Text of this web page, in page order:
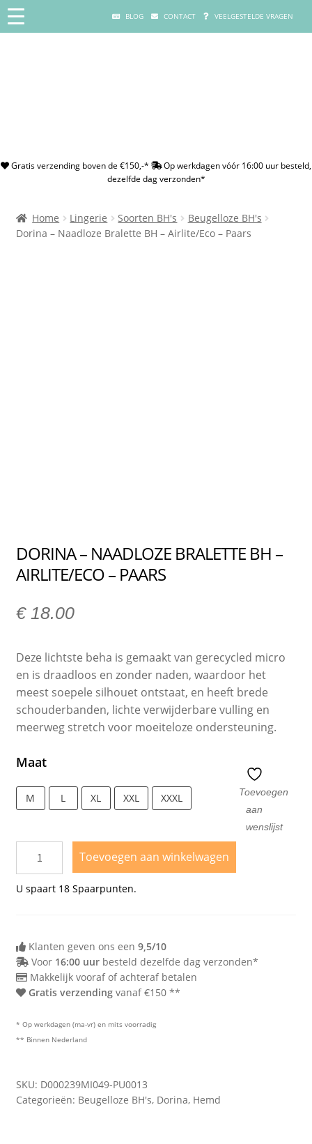
BLOG CONTACT VEELGESTELDE VRAGEN
Gratis verzending boven de €150,-*
Op werkdagen vóór 16:00 uur besteld,
dezelfde dag verzonden*
Home Lingerie Soorten BH's
Beugelloze BH's
Dorina – Naadloze Bralette BH – Airlite/Eco – Paars
DORINA – NAADLOZE BRALETTE BH –
AIRLITE/ECO – PAARS
€18.00
Deze lichtste beha is gemaakt van gerecycled micro
en is draadloos en zonder naden, waardoor het
meest soepele silhouet ontstaat, en heeft brede
schouderbanden, lichte verwijderbare vulling en
meerweg stretch voor moeiteloze ondersteuning.
Maat
M L XL XXL XXXL
Toevoegen aan winkelwagen
U spaart 18Spaarpunten.
Toevoegen
aan
wenslijst
Klanten geven ons een 9,5/10
Voor 16:00 uurbesteld dezelfde dag verzonden*
Makkelijk vooraf of achteraf betalen
Gratis verzendingvanaf €150 **
* Op werkdagen (ma-vr) en mits voorradig
** Binnen Nederland
SKU: D000239MI049-PU0013
Categorieën: Beugelloze BH's, Dorina, Hemd